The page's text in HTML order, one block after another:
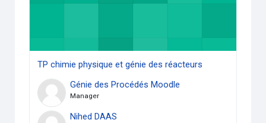
TP chimie physique et génie des réacteurs
Génie des Procédés Moodle
Manager
Nihed DAAS